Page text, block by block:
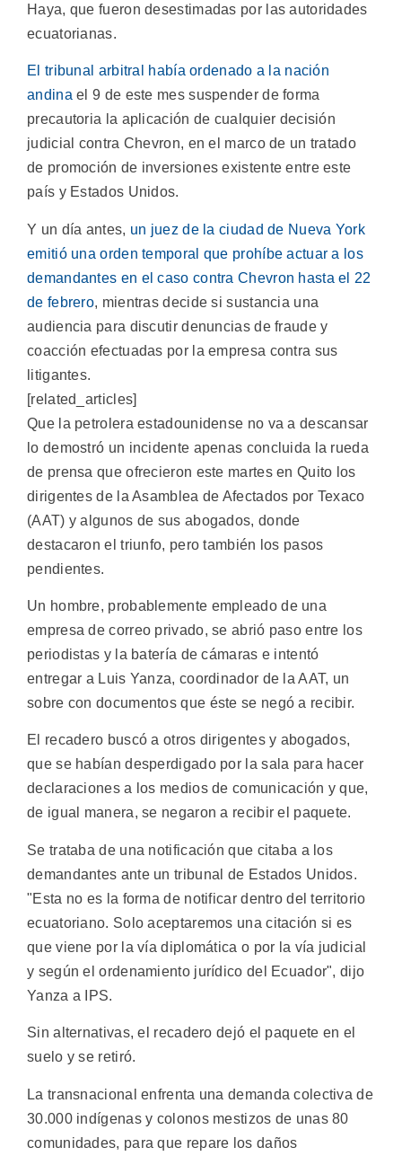
Haya, que fueron desestimadas por las autoridades
ecuatorianas.
El tribunal arbitral había ordenado a la nación
andina el 9 de este mes suspender de forma
precautoria la aplicación de cualquier decisión
judicial contra Chevron, en el marco de un tratado
de promoción de inversiones existente entre este
país y Estados Unidos.
Y un día antes, un juez de la ciudad de Nueva York
emitió una orden temporal que prohíbe actuar a los
demandantes en el caso contra Chevron hasta el 22
de febrero, mientras decide si sustancia una
audiencia para discutir denuncias de fraude y
coacción efectuadas por la empresa contra sus
litigantes.
[related_articles]
Que la petrolera estadounidense no va a descansar
lo demostró un incidente apenas concluida la rueda
de prensa que ofrecieron este martes en Quito los
dirigentes de la Asamblea de Afectados por Texaco
(AAT) y algunos de sus abogados, donde
destacaron el triunfo, pero también los pasos
pendientes.
Un hombre, probablemente empleado de una
empresa de correo privado, se abrió paso entre los
periodistas y la batería de cámaras e intentó
entregar a Luis Yanza, coordinador de la AAT, un
sobre con documentos que éste se negó a recibir.
El recadero buscó a otros dirigentes y abogados,
que se habían desperdigado por la sala para hacer
declaraciones a los medios de comunicación y que,
de igual manera, se negaron a recibir el paquete.
Se trataba de una notificación que citaba a los
demandantes ante un tribunal de Estados Unidos.
"Esta no es la forma de notificar dentro del territorio
ecuatoriano. Solo aceptaremos una citación si es
que viene por la vía diplomática o por la vía judicial
y según el ordenamiento jurídico del Ecuador", dijo
Yanza a IPS.
Sin alternativas, el recadero dejó el paquete en el
suelo y se retiró.
La transnacional enfrenta una demanda colectiva de
30.000 indígenas y colonos mestizos de unas 80
comunidades, para que repare los daños